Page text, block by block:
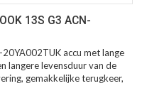
13S G3 ACN-
accu met lange
langere levensduur van de
gemakkelijke terugkeer,